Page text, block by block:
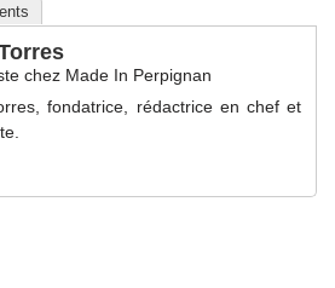
chez Made In Perpignan
fondatrice, rédactrice en chef et